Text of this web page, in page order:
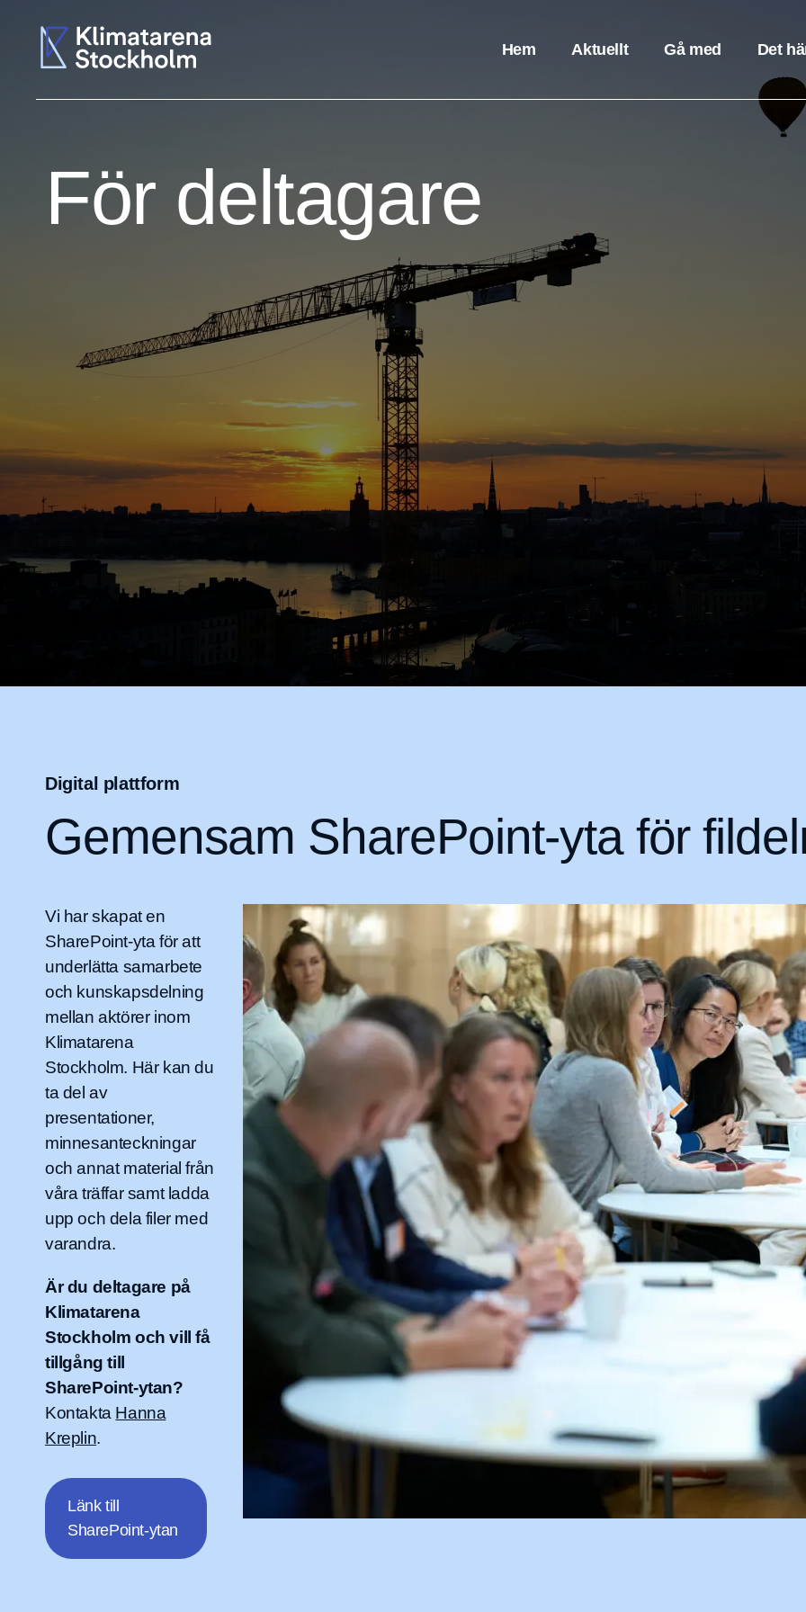
Hem Aktuellt Gå med Det
För deltagare
Digital plattform
Gemensam SharePoint-yta för
Vi har skapat en
SharePoint-yta för att
underlätta samarbete
och kunskapsdelning
mellan aktörer inom
Klimatarena
Stockholm. Här kan du
ta del av
presentationer,
minnesanteckningar
och annat material från
våra träffar samt ladda
upp och dela filer med
varandra.
Är du deltagare på
Klimatarena
Stockholm och vill få
tillgång till
SharePoint-ytan?
Kontakta Hanna
Kreplin.
Länk till
SharePoint-ytan